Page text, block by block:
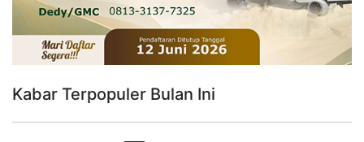
Kabar Terpopuler Bulan Ini